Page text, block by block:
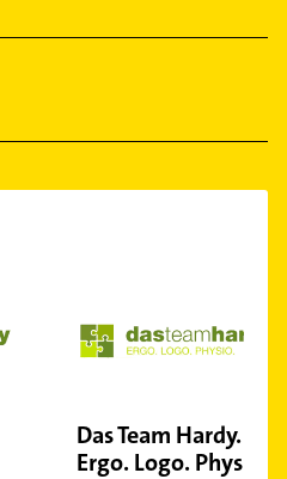
Das Team Hardy.
Ergo. Logo. Physio